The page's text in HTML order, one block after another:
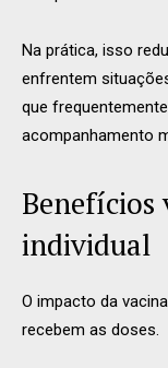
Na prática, isso
enfrentem
que
acompanhamento
Benefícios
individual
O impacto da
recebem as doses.